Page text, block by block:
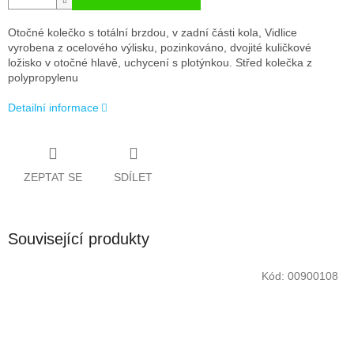
Otočné kolečko s totální brzdou, v zadní části kola, Vidlice
vyrobena z ocelového výlisku, pozinkováno, dvojité kuličkové
ložisko v otočné hlavě, uchycení s plotýnkou. Střed kolečka z
polypropylenu
Detailní informace
ZEPTAT SE SDÍLET
Související produkty
Kód: 00900108